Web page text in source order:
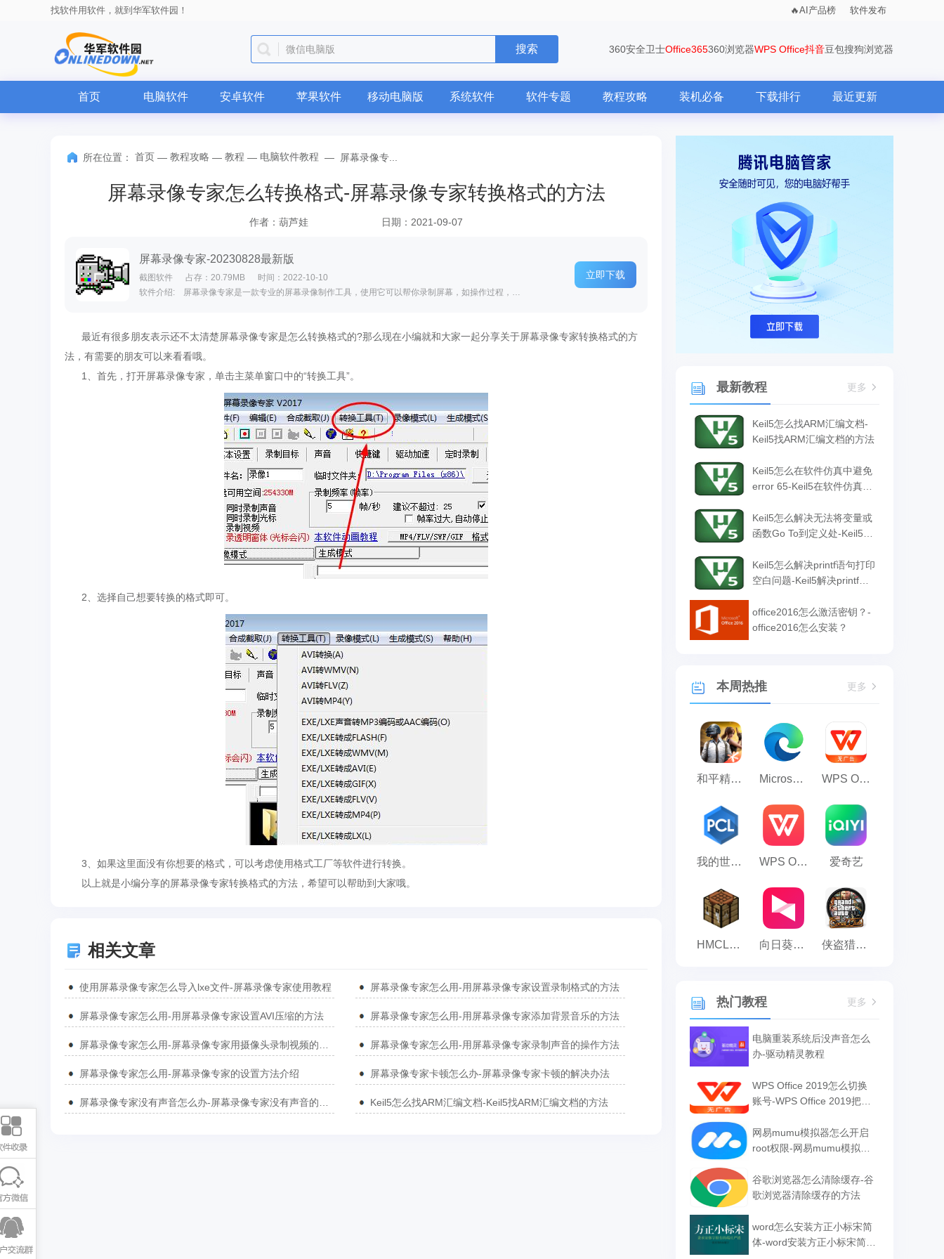
找软件用软件，就到华军软件园！ AI产品榜 软件发布
微信电脑版 搜索 360安全卫士Office365360浏览器WPS Office抖音豆包搜狗浏览器
首页 电脑软件 安卓软件 苹果软件 移动电脑版 系统软件 软件专题 教程攻略 装机必备 下载排行 最近更新
所在位置： 首页 — 教程攻略 — 教程 — 电脑软件教程 — 屏幕录像专...
屏幕录像专家怎么转换格式-屏幕录像专家转换格式的方法
作者：葫芦娃 日期：2021-09-07
屏幕录像专家-20230828最新版
截图软件 占存：20.79MB
时间：2022-10-10
软件介绍: 屏幕录像专家是一款专业的屏幕录像制作工具，使用它可以帮你录制屏幕，如操作过程，教学课件，网...
立即下载
最近有很多朋友表示还不太清楚屏幕录像专家是怎么转换格式的?那么现在小编就和大家一起分享关于屏幕录像专家转换格式的方
法，有需要的朋友可以来看看哦。
1、首先，打开屏幕录像专家，单击主菜单窗口中的“转换工具”。
2、选择自己想要转换的格式即可。
3、如果这里面没有你想要的格式，可以考虑使用格式工厂等软件进行转换。
以上就是小编分享的屏幕录像专家转换格式的方法，希望可以帮助到大家哦。
相关文章
使用屏幕录像专家怎么导入lxe文件-屏幕录像专家使用教程 屏幕录像专家怎么用-用屏幕录像专家设置录制格式的方法
屏幕录像专家怎么用-用屏幕录像专家设置AVI压缩的方法 屏幕录像专家怎么用-用屏幕录像专家添加背景音乐的方法
屏幕录像专家怎么用-用屏幕录像专家录制声音的操作方法
屏幕录像专家怎么用-屏幕录像专家的设置方法介绍 屏幕录像专家卡顿怎么办-屏幕录像专家卡顿的解决办法
Keil5怎么找ARM汇编文档-Keil5找ARM汇编文档的方法
最新教程 更多
Keil5怎么找ARM汇编文档-
Keil5找ARM汇编文档的方法
Keil5怎么在软件仿真中避免
error 65-Keil5在软件仿真中
Keil5怎么解决无法将变量或
函数Go To到定义处-Keil5解
到定义处的方法
Keil5怎么解决printf语句打印
空白问题-Keil5解决printf语
office2016怎么激活密钥？-
office2016怎么安装？
本周热推 更多
和平精英模拟器应用宝版 Microsoft Edge浏览器 WPS Office
我的世界PCL2启动器 WPS Office 2023 爱奇艺
HMCL启动器 向日葵远程控制 侠盗猎车手:罪恶都市之侠盗无双
热门教程 更多
电脑重装系统后没声音怎么
办-驱动精灵教程
WPS Office 2019怎么切换
账号-WPS Office 2019把切
网易mumu模拟器怎么开启
root权限-网易mumu模拟器
谷歌浏览器怎么清除缓存-谷
歌浏览器清除缓存的方法
word怎么安装方正小标宋简
体-word安装方正小标宋简体